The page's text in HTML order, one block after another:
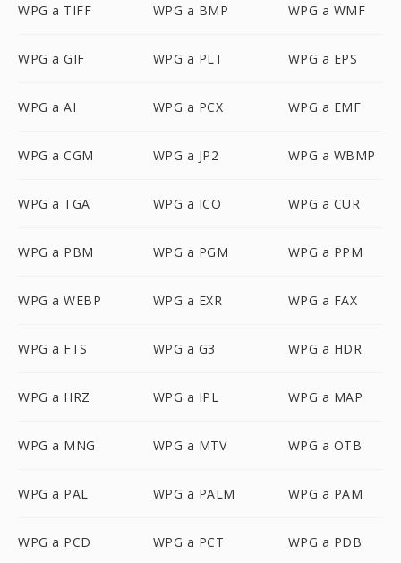
WPG a TIFF WPG a BMP WPG a WMF
WPG a GIF WPG a PLT WPG a EPS
WPG a AI WPG a PCX WPG a EMF
WPG a CGM WPG a JP2 WPG a WBMP
WPG a TGA WPG a ICO WPG a CUR
WPG a PBM WPG a PGM WPG a PPM
WPG a WEBP WPG a EXR WPG a FAX
WPG a FTS WPG a G3 WPG a HDR
WPG a HRZ WPG a IPL WPG a MAP
WPG a MNG WPG a MTV WPG a OTB
WPG a PAL WPG a PALM WPG a PAM
WPG a PCD WPG a PCT WPG a PDB